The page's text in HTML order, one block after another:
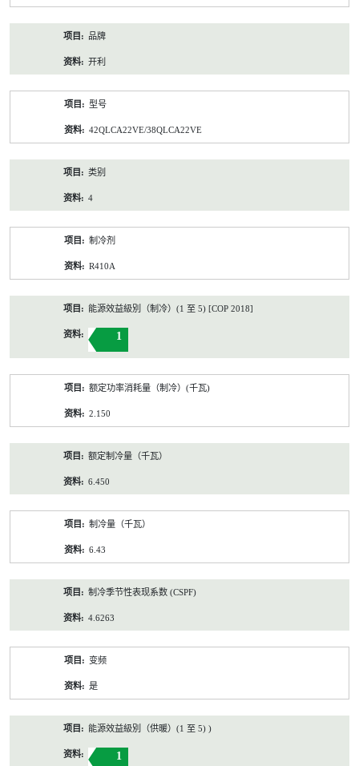
品牌
开利
型号
42QLCA22VE/38QLCA22VE
类别
4
制冷剂
R410A
能源效益級別（制冷）(1 至 5) [COP 2018]
1
额定功率消耗量（制冷）(千瓦)
2.150
额定制冷量（千瓦）
6.450
制冷量（千瓦）
6.43
制冷季节性表现系数 (CSPF)
4.6263
变频
是
能源效益級別（供暖）(1 至 5) )
1